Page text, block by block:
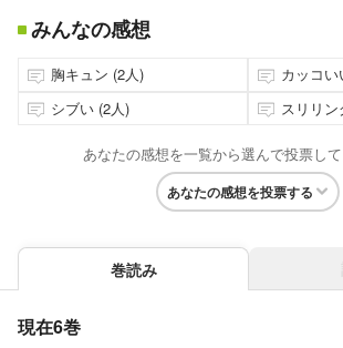
みんなの感想
胸キュン (2人)
カッコ
シブい (2人)
スリリ
あなたの感想を一覧から選んで投票して
あなたの感想を投票する
巻読み
現在6巻